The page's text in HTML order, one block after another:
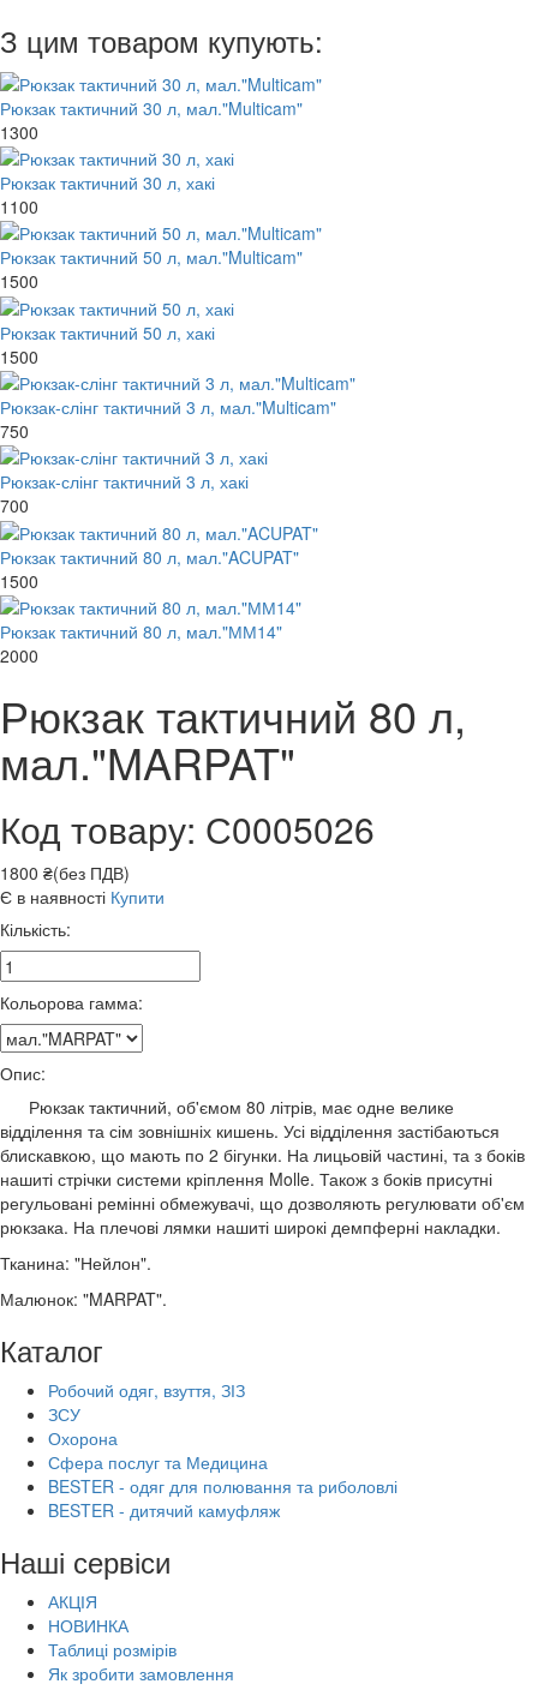
З цим товаром купують:
Рюкзак тактичний 30 л, мал."Multicam"
1300
Рюкзак тактичний 30 л, хакі
1100
Рюкзак тактичний 50 л, мал."Multicam"
1500
Рюкзак тактичний 50 л, хакі
1500
Рюкзак-слінг тактичний 3 л, мал."Multicam"
750
Рюкзак-слінг тактичний 3 л, хакі
700
Рюкзак тактичний 80 л, мал."ACUPAT"
1500
Рюкзак тактичний 80 л, мал."ММ14"
2000
Рюкзак тактичний 80 л,
мал."MARPAT"
Код товару: С0005026
1800 ₴(без ПДВ)
Є в наявності Купити
Кількість:
Кольорова гамма:
Опис:
Рюкзак тактичний, об'ємом 80 літрів, має одне велике
відділення та сім зовнішніх кишень. Усі відділення застібаються
блискавкою, що мають по 2 бігунки. На лицьовій частині, та з боків
нашиті стрічки системи кріплення Molle. Також з боків присутні
регульовані ремінні обмежувачі, що дозволяють регулювати об'єм
рюкзака. На плечові лямки нашиті широкі демпферні накладки.
Тканина: "Нейлон".
Малюнок: "MARPAT".
Каталог
Робочий одяг, взуття, ЗІЗ
ЗСУ
Охорона
Сфера послуг та Медицина
BESTER - одяг для полювання та риболовлі
BESTER - дитячий камуфляж
Наші сервіси
АКЦІЯ
НОВИНКА
Таблиці розмірів
Як зробити замовлення